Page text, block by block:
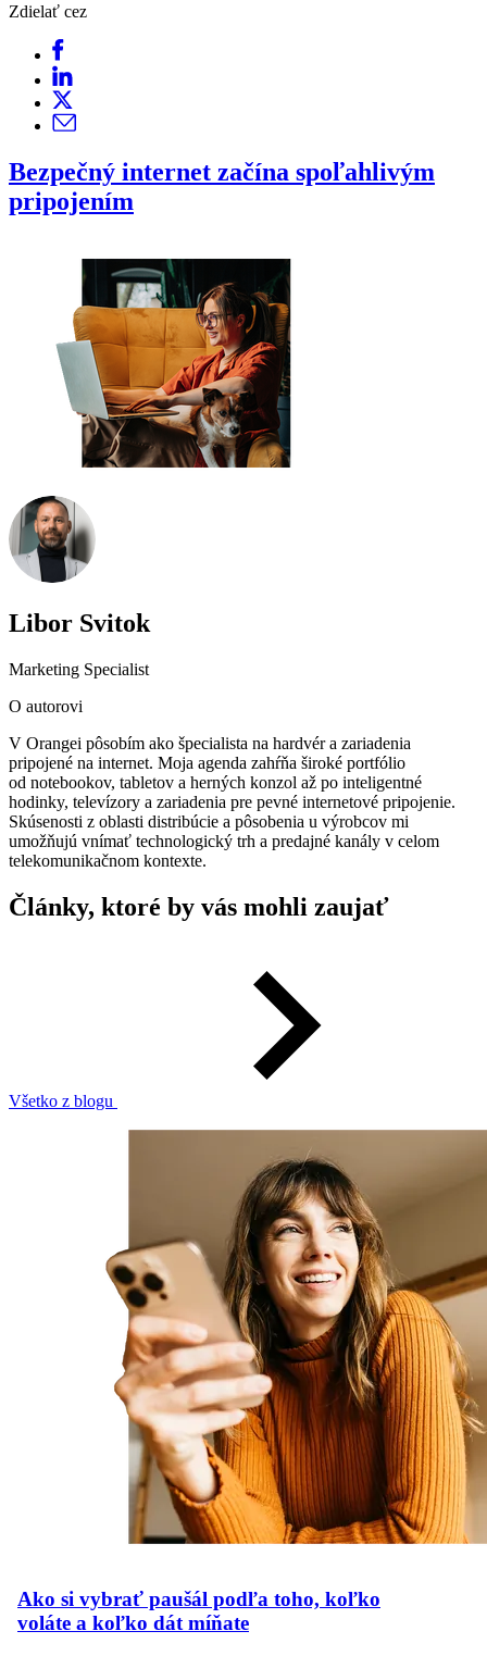
Zdielať cez
Bezpečný internet začína spoľahlivým
pripojením
Libor Svitok
Marketing Specialist
O autorovi
V Orangei pôsobím ako špecialista na hardvér a zariadenia
pripojené na internet. Moja agenda zahŕňa široké portfólio
od notebookov, tabletov a herných konzol až po inteligentné
hodinky, televízory a zariadenia pre pevné internetové pripojenie.
Skúsenosti z oblasti distribúcie a pôsobenia u výrobcov mi
umožňujú vnímať technologický trh a predajné kanály v celom
telekomunikačnom kontexte.
Články, ktoré by vás mohli zaujať
Všetko z blogu
Ako si vybrať paušál podľa toho, koľko
voláte a koľko dát míňate